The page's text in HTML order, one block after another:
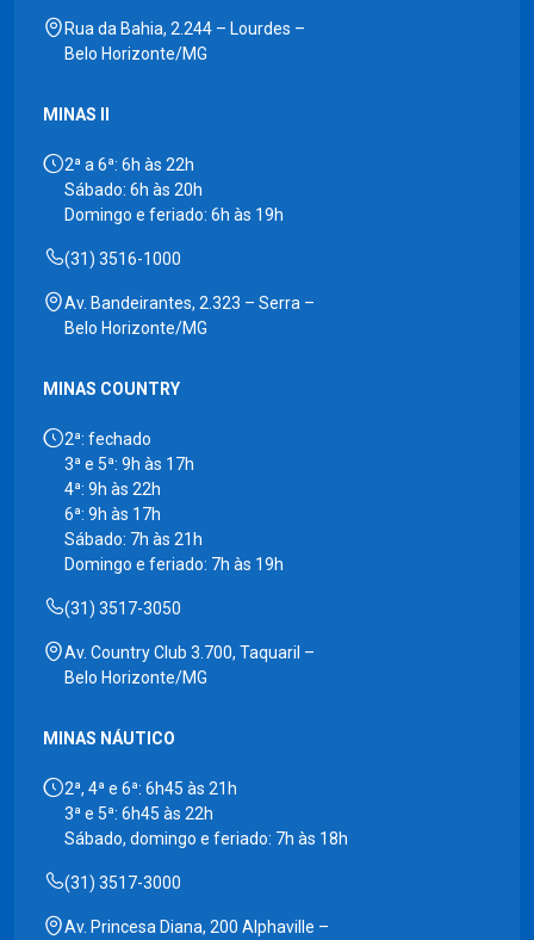
Rua da Bahia, 2.244 – Lourdes –
Belo Horizonte/MG
MINAS II
2ª a 6ª: 6h às 22h
Sábado: 6h às 20h
Domingo e feriado: 6h às 19h
(31) 3516-1000
Av. Bandeirantes, 2.323 – Serra –
Belo Horizonte/MG
MINAS COUNTRY
2ª: fechado
3ª e 5ª: 9h às 17h
4ª: 9h às 22h
6ª: 9h às 17h
Sábado: 7h às 21h
Domingo e feriado: 7h às 19h
(31) 3517-3050
Av. Country Club 3.700, Taquaril –
Belo Horizonte/MG
MINAS NÁUTICO
2ª, 4ª e 6ª: 6h45 às 21h
3ª e 5ª: 6h45 às 22h
Sábado, domingo e feriado: 7h às 18h
(31) 3517-3000
Av. Princesa Diana, 200 Alphaville –